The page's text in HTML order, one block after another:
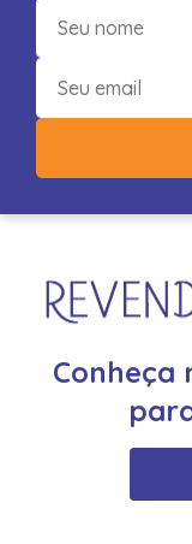
Conheça